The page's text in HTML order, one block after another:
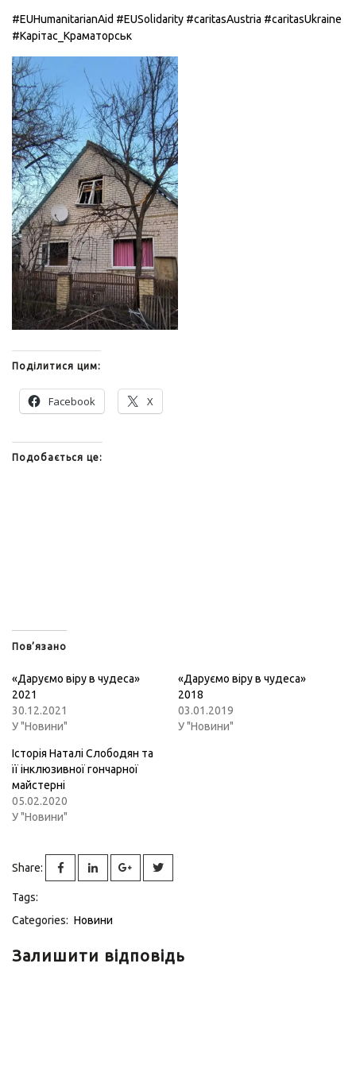
#EUHumanitarianAid #EUSolidarity #caritasAustria #caritasUkraine
#Карітас_Краматорськ
Поділитися цим:
Facebook X
Подобається це:
Пов’язано
«Даруємо віру в чудеса»
2021
30.12.2021
У "Новини"
«Даруємо віру в чудеса»
2018
03.01.2019
У "Новини"
Історія Наталі Слободян та
її інклюзивної гончарної
майстерні
05.02.2020
У "Новини"
Share:
Tags:
Categories: Новини
Залишити відповідь